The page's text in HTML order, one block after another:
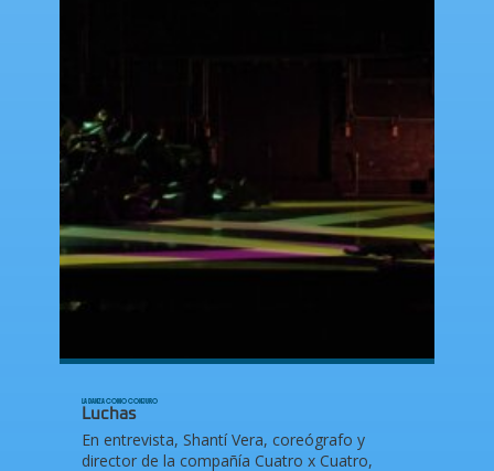
LA DANZA COMO CONJURO
Luchas
En entrevista, Shantí Vera, coreógrafo y
director de la compañía Cuatro x Cuatro,